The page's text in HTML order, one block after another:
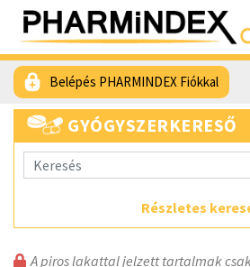
Belépés PHARMINDEX Fiókkal
GYÓGYSZERKERESŐ
Részletes
A piros lakattal jelzett tartalmak